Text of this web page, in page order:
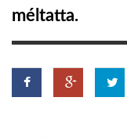
LATIMO.HU
GLOBOBOOK
méltatta.